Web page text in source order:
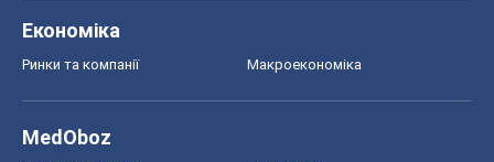
Економіка
Ринки та компанії Макроекономіка
MedOboz